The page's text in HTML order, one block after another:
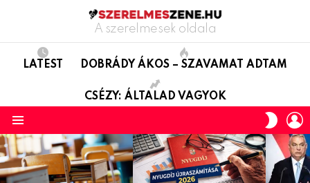
A szerelmesek oldala
LATEST DOBRÁDY ÁKOS – SZAVAMAT ADTAM
CSÉZY: ÁLTALAD VAGYOK
SKIN
LATEST
STORIES